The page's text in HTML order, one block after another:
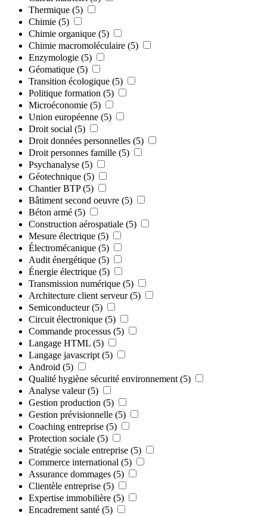
Thermique (5)
Chimie (5)
Chimie organique (5)
Chimie macromoléculaire (5)
Enzymologie (5)
Géomatique (5)
Transition écologique (5)
Politique formation (5)
Microéconomie (5)
Union européenne (5)
Droit social (5)
Droit données personnelles (5)
Droit personnes famille (5)
Psychanalyse (5)
Géotechnique (5)
Chantier BTP (5)
Bâtiment second oeuvre (5)
Béton armé (5)
Construction aérospatiale (5)
Mesure électrique (5)
Électromécanique (5)
Audit énergétique (5)
Énergie électrique (5)
Transmission numérique (5)
Architecture client serveur (5)
Semiconducteur (5)
Circuit électronique (5)
Commande processus (5)
Langage HTML (5)
Langage javascript (5)
Android (5)
Qualité hygiène sécurité environnement (5)
Analyse valeur (5)
Gestion production (5)
Gestion prévisionnelle (5)
Coaching entreprise (5)
Protection sociale (5)
Stratégie sociale entreprise (5)
Commerce international (5)
Assurance dommages (5)
Clientèle entreprise (5)
Expertise immobilière (5)
Encadrement santé (5)